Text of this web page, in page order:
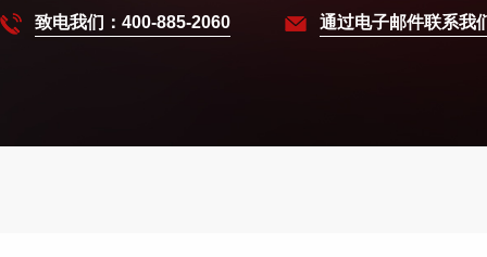
致电我们：400-885-2060 通过电子邮件联系我